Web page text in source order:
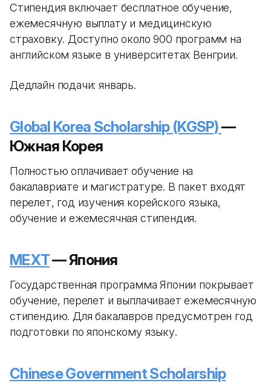
Стипендия включает бесплатное обучение,
ежемесячную выплату и медицинскую
страховку. Доступно около 900 программ на
английском языке в университетах Венгрии.
Дедлайн подачи: январь.
Global Korea Scholarship (KGSP)—
Южная Корея
Полностью оплачивает обучение на
бакалавриате и магистратуре. В пакет входят
перелет, год изучения корейского языка,
обучение и ежемесячная стипендия.
MEXT— Япония
Государственная программа Японии покрывает
обучение, перелет и выплачивает ежемесячную
стипендию. Для бакалавров предусмотрен год
подготовки по японскому языку.
Chinese Government Scholarship